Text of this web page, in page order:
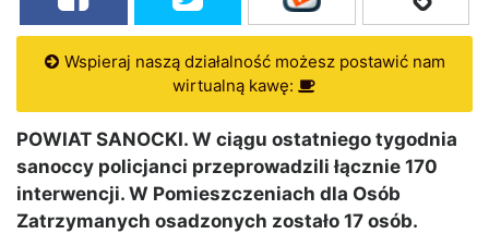
Wspieraj naszą działalność możesz postawić nam
wirtualną kawę:
POWIAT SANOCKI. W ciągu ostatniego tygodnia
sanoccy policjanci przeprowadzili łącznie 170
interwencji. W Pomieszczeniach dla Osób
Zatrzymanych osadzonych zostało 17 osób.